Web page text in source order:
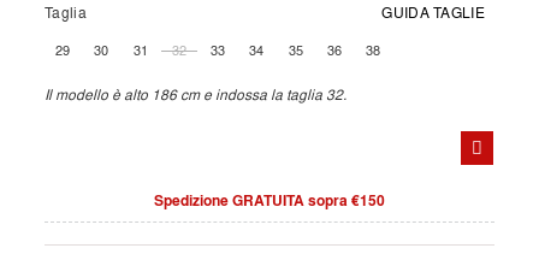
Taglia GUIDA TAGLIE
29 30 31 32 33 34 35 36 38
Il modello è alto 186 cm e indossa la taglia 32.
Spedizione GRATUITA sopra €150